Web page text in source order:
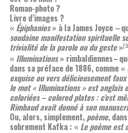
Roman-photo ?
Livre d’images ?
« Épiphanies» à la James Joyce –
soudaine manifestation spirituelle
trivialité de la parole ou du geste» [2]
« Illuminations» rimbaldiennes–
dans sa préface de 1886, comme «
exquise ou vers délicieusement
le mot « Illuminations » est anglais
coloriées – colored plates : c’est
Rimbaud avait donné à son
Ou, alors, simplement, poème,
sobrement Kafka : « Le poème